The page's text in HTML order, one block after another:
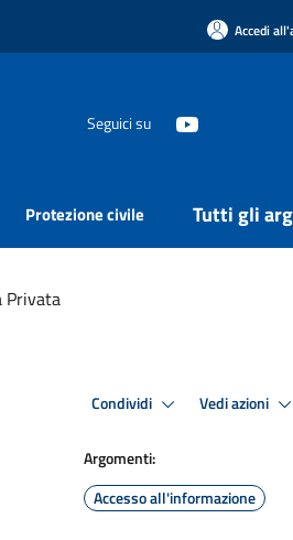
Accedi
Seguici su
Protezione civile Tutti gli
Privata
Condividi Vedi azioni
Argomenti:
Accesso all'informazione